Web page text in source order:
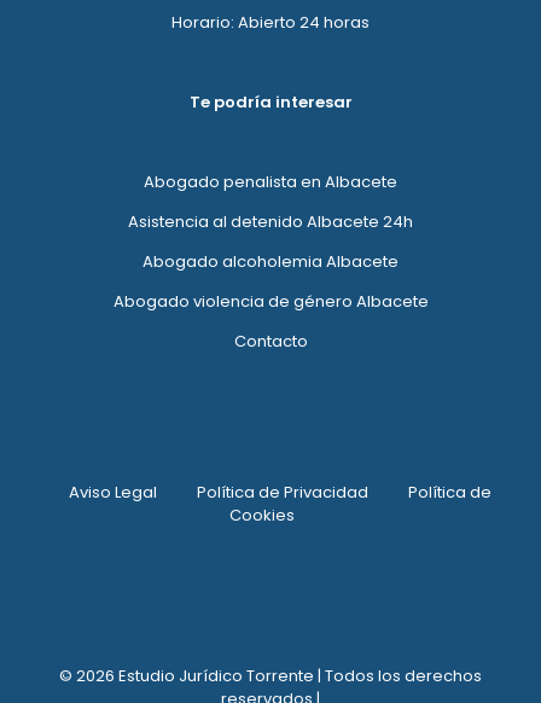
Horario: Abierto 24 horas
Te podría interesar
Abogado penalista en Albacete
Asistencia al detenido Albacete 24h
Abogado alcoholemia Albacete
Abogado violencia de género Albacete
Contacto
Aviso Legal Política de Privacidad
Política de
Cookies
© 2026 Estudio Jurídico Torrente | Todos los derechos